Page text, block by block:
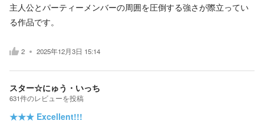
主人公とパーティーメンバーの周囲を圧倒する強さが際立ってい
る作品です。
2 2025年12月3日 15:14
スター☆にゅう・いっち
631件のレビューを投稿
★★★ Excellent!!!